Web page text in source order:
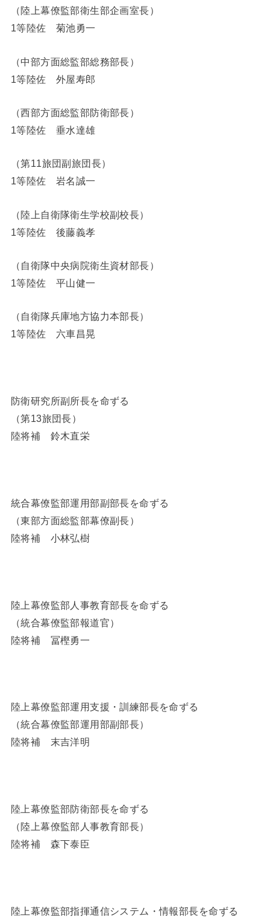
（陸上幕僚監部衛生部企画室長）
1等陸佐 菊池勇一
（中部方面総監部総務部長）
1等陸佐 外屋寿郎
（西部方面総監部防衛部長）
1等陸佐 垂水達雄
（第11旅団副旅団長）
1等陸佐 岩名誠一
（陸上自衛隊衛生学校副校長）
1等陸佐 後藤義孝
（自衛隊中央病院衛生資材部長）
1等陸佐 平山健一
（自衛隊兵庫地方協力本部長）
1等陸佐 六車昌晃
防衛研究所副所長を命ずる
（第13旅団長）
陸将補 鈴木直栄
統合幕僚監部運用部副部長を命ずる
（東部方面総監部幕僚副長）
陸将補 小林弘樹
陸上幕僚監部人事教育部長を命ずる
（統合幕僚監部報道官）
陸将補 冨樫勇一
陸上幕僚監部運用支援・訓練部長を命ずる
（統合幕僚監部運用部副部長）
陸将補 末吉洋明
陸上幕僚監部防衛部長を命ずる
（陸上幕僚監部人事教育部長）
陸将補 森下泰臣
陸上幕僚監部指揮通信システム・情報部長を命ずる